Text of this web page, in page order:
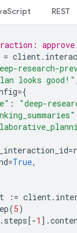
REST
= client.
research-
looks good!" ,
={
: "deep-
=
=True,
:= client.
(5)
. steps[-1 ] .